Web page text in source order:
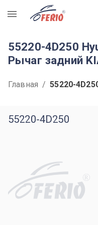
R
55220-4D250
Рычаг задний
Главная / 55220-
55220-4D250
R